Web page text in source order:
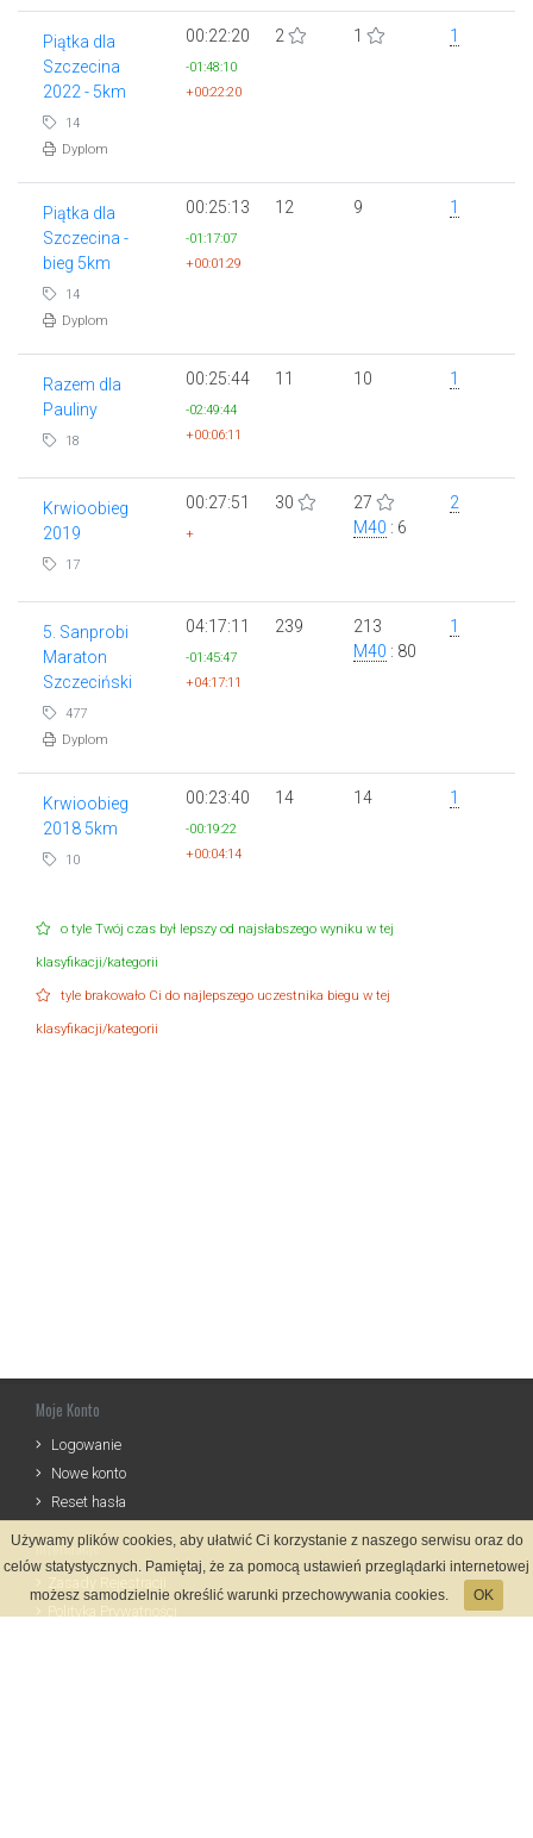
Piątka dla
Szczecina
2022 - 5km
14
Dyplom
00:22:20
-01:48:10
+00:22:20
2 1 1
Piątka dla
Szczecina -
bieg 5km
14
Dyplom
00:25:13
-01:17:07
+00:01:29
12 9 1
Razem dla
Pauliny
18
00:25:44
-02:49:44
+00:06:11
11 10 1
Krwioobieg
2019
17
00:27:51
+
30
27
M40 : 6
2
5. Sanprobi
Maraton
Szczeciński
477
Dyplom
04:17:11
-01:45:47
+04:17:11
239
213
M40 : 80
1
Krwioobieg
2018 5km
10
00:23:40
-00:19:22
+00:04:14
14 14 1
o tyle Twój czas był lepszy od najsłabszego wyniku w tej
klasyfikacji/kategorii
tyle brakowało Ci do najlepszego uczestnika biegu w tej
klasyfikacji/kategorii
Moje Konto
Logowanie
Nowe konto
Reset hasła
Informacje
Używamy plików cookies, aby ułatwić Ci korzystanie z naszego serwisu oraz do
celów statystycznych. Pamiętaj, że za pomocą ustawień przeglądarki internetowej
możesz samodzielnie określić warunki przechowywania cookies.
OK